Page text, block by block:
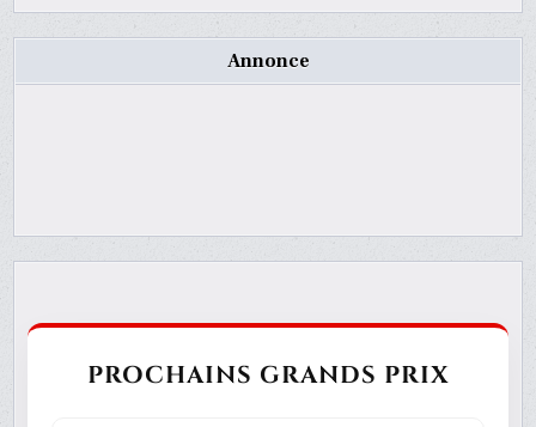
Annonce
PROCHAINS GRANDS PRIX